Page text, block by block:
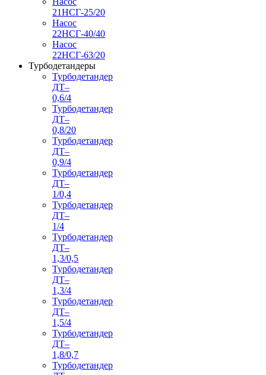
21НСГ-25/20
Насос
22НСГ-40/40
Насос
22НСГ-63/20
Турбодетандеры
Турбодетандер
ДТ–
0,6/4
Турбодетандер
ДТ–
0,8/20
Турбодетандер
ДТ–
0,9/4
Турбодетандер
ДТ–
1/0,4
Турбодетандер
ДТ–
1/4
Турбодетандер
ДТ–
1,3/0,5
Турбодетандер
ДТ–
1,3/4
Турбодетандер
ДТ–
1,5/4
Турбодетандер
ДТ–
1,8/0,7
Турбодетандер